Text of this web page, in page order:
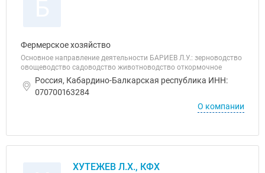
Фермерское хозяйство
Основное направление деятельности БАРИЕВ Л.У.: зерноводство
овощеводство садоводство животноводство откормочное
Россия, Кабардино-Балкарская республика ИНН:
070700163284
О компании
ХУТЕЖЕВ Л.Х., КФХ